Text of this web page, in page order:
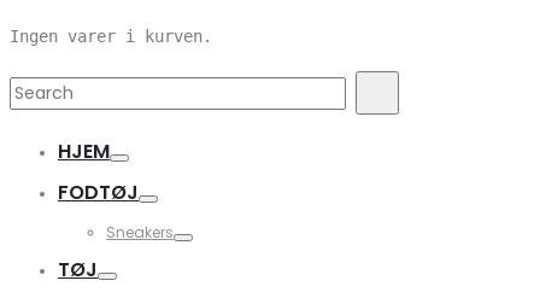
Ingen varer i kurven.
Search
HJEM
FODTØJ
Sneakers
TØJ